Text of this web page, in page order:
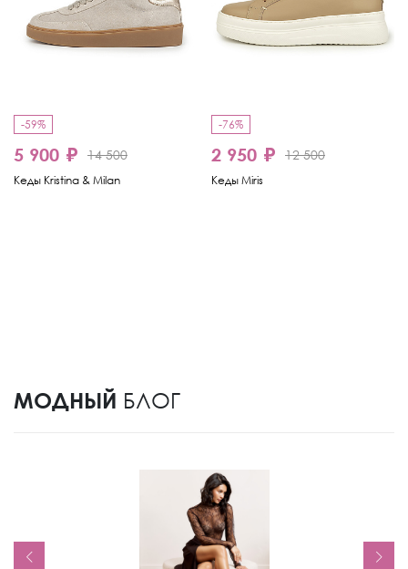
-59%
5 900 ₽ 14 500
Кеды Kristina & Milan
-76%
2 950 ₽ 12 500
Кеды Miris
МОДНЫЙ БЛОГ